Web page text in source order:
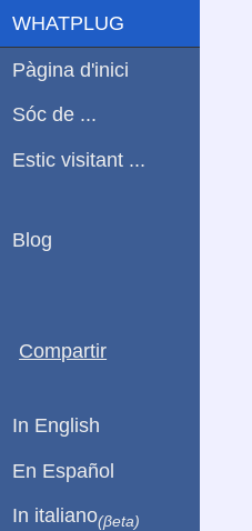
WHATPLUG
Pàgina d'inici
Sóc de ...
Estic visitant ...
Blog
Compartir
In English
En Español
In italiano(βeta)